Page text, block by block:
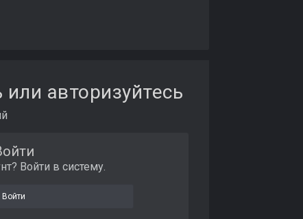
авторизуйтесь
Войти в систему.
Войти